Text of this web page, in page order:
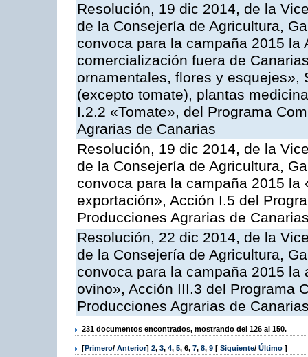
Resolución, 19 dic 2014, de la
de la Consejería de Agricultura,
convoca para la campaña 2015 la
comercialización fuera de
ornamentales, flores y esquejes»,
(excepto tomate), plantas
I.2.2 «Tomate», del Programa
Agrarias de Canarias
Resolución, 19 dic 2014, de la
de la Consejería de Agricultura,
convoca para la campaña 2015
exportación», Acción I.5 del
Producciones Agrarias de
Resolución, 22 dic 2014, de la
de la Consejería de Agricultura,
convoca para la campaña 2015
ovino», Acción III.3 del Programa
Producciones Agrarias de
231 documentos encontrados, mostrando del 126 al 150.
[Primero/ Anterior] 2, 3, 4, 5, 6, 7, 8, 9 [ Siguiente/ Último ]